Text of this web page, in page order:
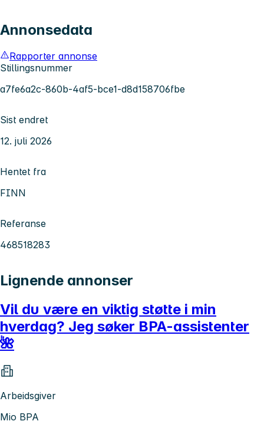
Annonsedata
Rapporter annonse
Stillingsnummer
a7fe6a2c-860b-4af5-bce1-d8d158706fbe
Sist endret
12. juli 2026
Hentet fra
FINN
Referanse
468518283
Lignende annonser
Vil du være en viktig støtte i min
hverdag? Jeg søker BPA-assistenter
🌺
Arbeidsgiver
Mio BPA